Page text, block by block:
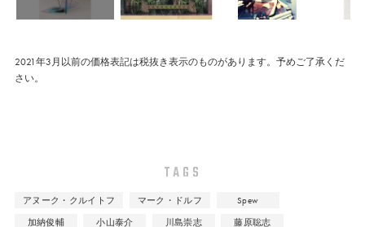
2021年3月以前の価格表記は税抜き表示のものがあります。予めご了承くだ
さい。
TAGS
アヌーク・クルイトフ マーク・ドルフ
Spew
加納俊輔
小山泰介 川島崇志
藤原聡志